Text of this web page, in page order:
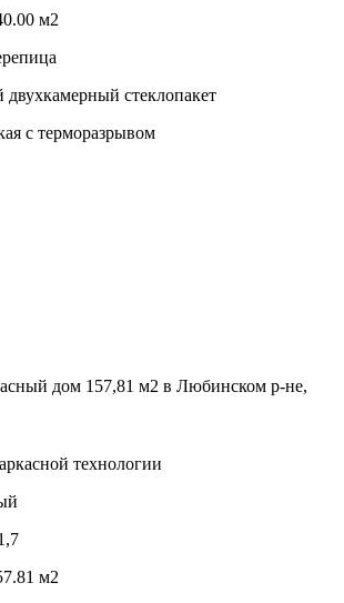
м2
стеклопакет
с терморазрывом
дом 157,81 м2 в Любинском р-не,
технологии
м2